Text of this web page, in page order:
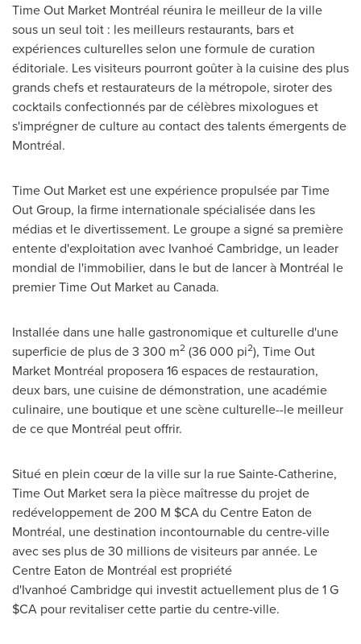
Time Out Market Montréal réunira le meilleur de la ville
sous un seul toit : les meilleurs restaurants, bars et
expériences culturelles selon une formule de curation
éditoriale. Les visiteurs pourront goûter à la cuisine des plus
grands chefs et restaurateurs de la métropole, siroter des
cocktails confectionnés par de célèbres mixologues et
s'imprégner de culture au contact des talents émergents de
Montréal.
Time Out Market est une expérience propulsée par Time
Out Group, la firme internationale spécialisée dans les
médias et le divertissement. Le groupe a signé sa première
entente d'exploitation avec Ivanhoé Cambridge, un leader
mondial de l'immobilier, dans le but de lancer à Montréal le
premier Time Out Market au Canada.
Installée dans une halle gastronomique et culturelle d'une
superficie de plus de 3 300 m2 (36 000 pi2), Time Out
Market Montréal proposera 16 espaces de restauration,
deux bars, une cuisine de démonstration, une académie
culinaire, une boutique et une scène culturelle--le meilleur
de ce que Montréal peut offrir.
Situé en plein cœur de la ville sur la rueSainte-Catherine,
Time Out Market sera la pièce maîtresse du projet de
redéveloppement de 200 M $CA du Centre Eaton de
Montréal, une destination incontournable du centre-ville
avec ses plus de 30 millions de visiteurs par année. Le
Centre Eaton de Montréal est propriété
d'Ivanhoé Cambridge qui investit actuellement plus de 1 G
$CA pour revitaliser cette partie du centre-ville.